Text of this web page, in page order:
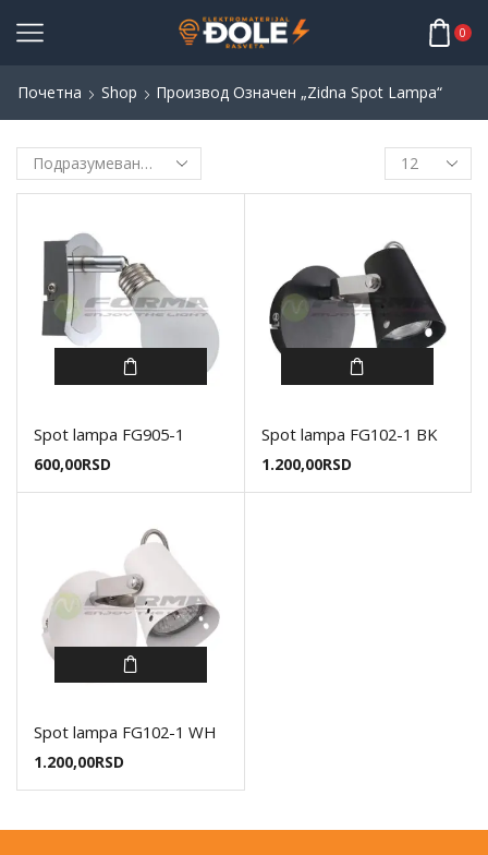
0
Почетна Shop Производ Oзначен „zidna Spot Lampa“
Spot lampa FG905-1
600,00RSD
Spot lampa FG102-1 BK
1.200,00RSD
Spot lampa FG102-1 WH
1.200,00RSD